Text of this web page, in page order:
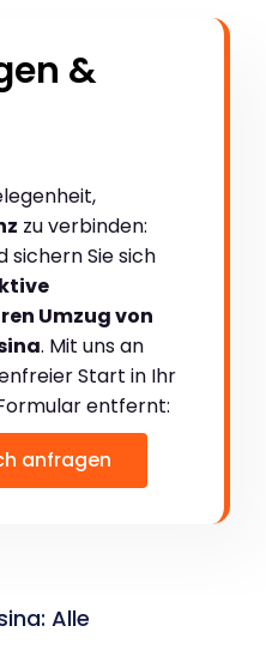
&
zu verbinden:
sichern Sie sich
Umzug von
. Mit uns an
Start in Ihr
entfernt:
anfragen
Alle